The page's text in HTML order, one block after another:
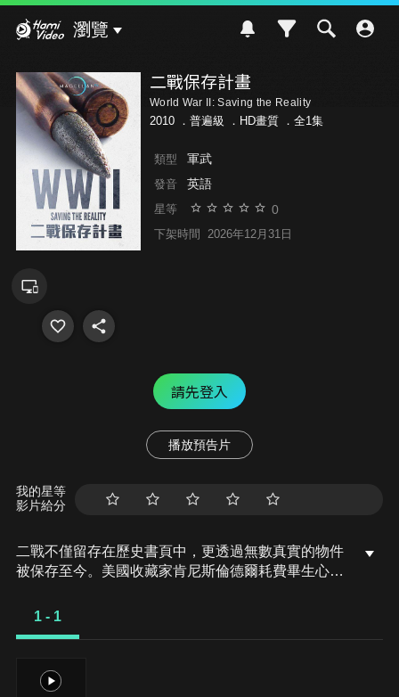
瀏覽
二戰保存計畫
World War II: Saving the Reality
2010 ． 普遍級 ．HD畫質 ．全1集
類型 軍武
發音 英語
星等 0
下架時間 2026年12月31日
請先登入
播放預告片
我的星等
影片給分
二戰不僅留存在歷史書頁中，更透過無數真實的物件
被保存至今。美國收藏家肯尼斯倫德爾耗費畢生心
一戰結束、納粹崛起，到歐亞戰場的慘烈交鋒。本片
1 - 1
1